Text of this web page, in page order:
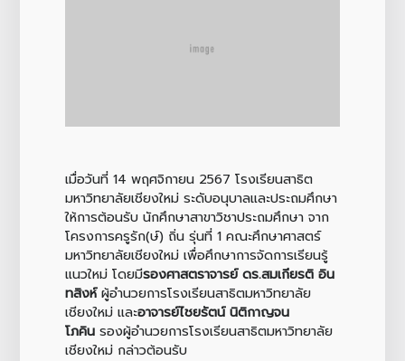
เมื่อวันที่ 14 พฤศจิกายน 2567 โรงเรียนสาธิต
มหาวิทยาลัยเชียงใหม่ ระดับอนุบาลและประถมศึกษา
ให้การต้อนรับ นักศึกษาสาขาวิชาประถมศึกษา จาก
โครงการครูรัก(ษ์) ถิ่น รุ่นที่ 1 คณะศึกษาศาสตร์
มหาวิทยาลัยเชียงใหม่ เพื่อศึกษาการจัดการเรียนรู้
แนวใหม่ โดยมีรองศาสตราจารย์ ดร.สมเกียรติ อิน
ทสิงห์ผู้อำนวยการโรงเรียนสาธิตมหาวิทยาลัย
เชียงใหม่ และอาจารย์ไชยรัตน์ นิติกาญจน
โภคิน รองผู้อำนวยการโรงเรียนสาธิตมหาวิทยาลัย
เชียงใหม่ กล่าวต้อนรับ